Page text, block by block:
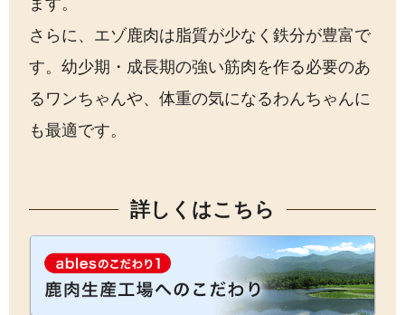
ます。
さらに、エゾ鹿肉は脂質が少なく鉄分が豊富で
す。幼少期・成長期の強い筋肉を作る必要のあ
るワンちゃんや、体重の気になるわんちゃんに
も最適です。
詳しくはこちら